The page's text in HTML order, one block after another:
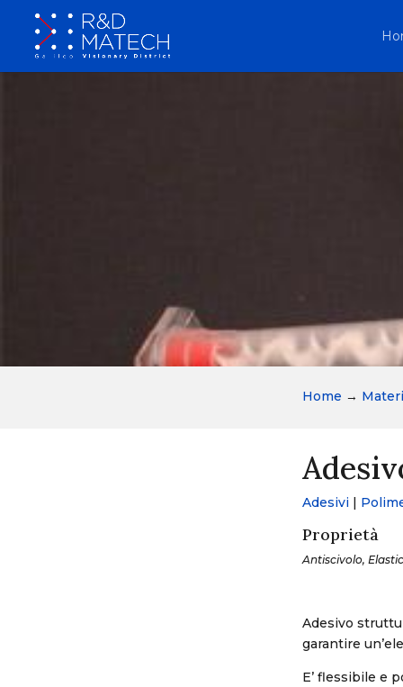
Home →
Adesivi |
Proprietà
Antiscivolo,
Adesivo
garantire
E’ flessibile e